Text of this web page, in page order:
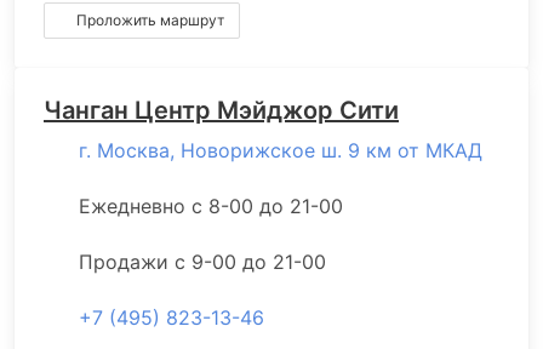
Проложить маршрут
Чанган Центр Мэйджор Сити
г. Москва, Новорижское ш. 9 км от МКАД
Ежедневно с 8-00 до 21-00
Продажи с 9-00 до 21-00
+7 (495) 823-13-46